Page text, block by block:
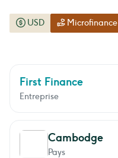
First Finance
Entreprise
Cambodge
Pays
USD Microfinance